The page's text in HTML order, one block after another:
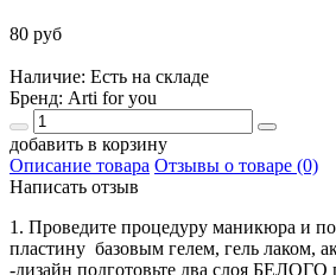
80 руб
Наличие: Есть на складе
Бренд: Arti for you
добавить в корзину
Описание товара Отзывы о товаре (0)
Написать отзыв
1. Проведите процедуру маникюра и
пластину базовым гелем, гель лаком,
-дизайн подготовьте два слоя БЕЛОГО